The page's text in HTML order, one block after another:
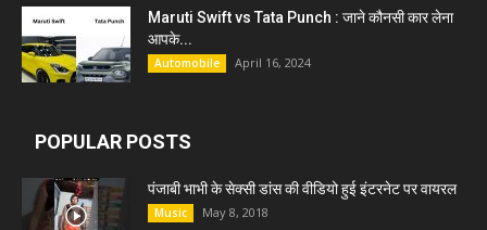
Maruti Swift vs Tata Punch : जाने कौनसी कार लेना
आपके...
Automobile April 16, 2024
POPULAR POSTS
पंजाबी भाभी के सेक्सी डांस की वीडियो हुई इंटरनेट पर वायरल
Music May 8, 2018